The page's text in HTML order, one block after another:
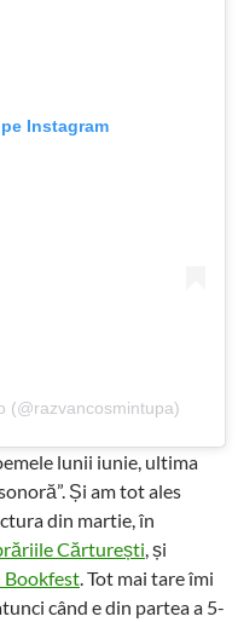
Instagram
(@razvancosmintupa)
lunii iunie, ultima
Și am tot ales
din martie, în
Cărturești, și
Bookfest. Tot mai tare îmi
când e din partea a 5-